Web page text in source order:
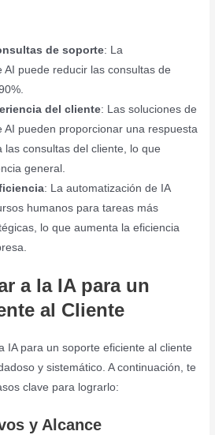
de soporte: La
AI puede reducir las consultas de
del cliente: Las soluciones de
AI pueden proporcionar una respuesta
las consultas del cliente, lo que
general.
: La automatización de IA
humanos para tareas más
lo que aumenta la eficiencia
a la IA para un
al Cliente
IA para un soporte eficiente al cliente
y sistemático. A continuación, te
clave para lograrlo:
y Alcance